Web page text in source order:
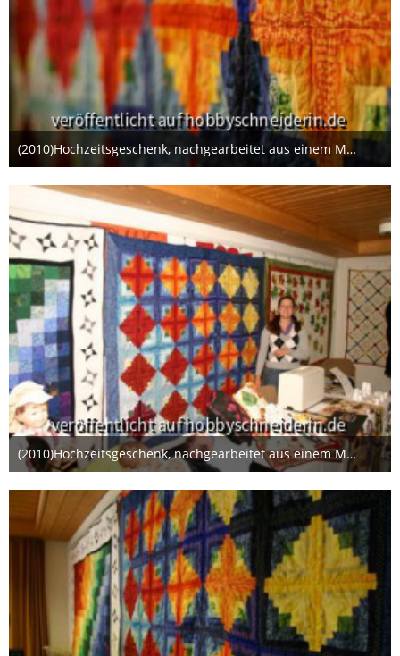
(2010)Hochzeitsgeschenk, nachgearbeitet aus einem Magazin.
22. Januar 2014
(2010)Hochzeitsgeschenk, nachgearbeitet aus einem Magazin.
22. Januar 2014